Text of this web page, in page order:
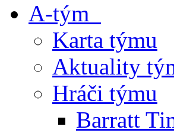
A-tým
Karta týmu
Aktuality
Hráči týmu
Barratt